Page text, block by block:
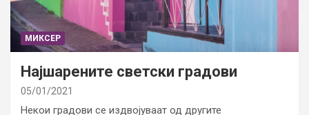
МИКСЕР
Најшарените светски градови
05/01/2021
Некои градови се издвојуваат од другите